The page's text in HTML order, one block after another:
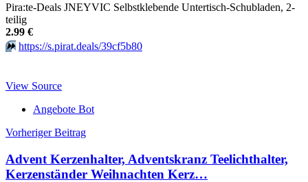
Pira:te-Deals JNEYVIC Selbstklebende Untertisch-Schubladen, 2-
teilig
2.99 €
⏩️ https://s.pirat.deals/39cf5b80
View Source
Angebote Bot
Beitragsnavigation
Vorheriger Beitrag
Advent Kerzenhalter, Adventskranz Teelichthalter,
Kerzenständer Weihnachten Kerz…